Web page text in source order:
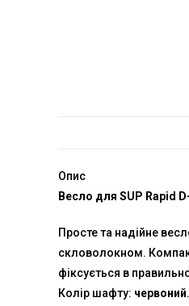
Опис
Весло для SUP Rapid
Просте та надійне
скловолокном.
фіксується в
Колір шафту: червоний.